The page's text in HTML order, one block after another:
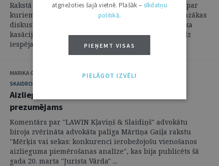
Rakstā uzmanība vērsta uz vairākiem jautājumiem, par
kuriem laiku pa laikam praksē rodas lielākas vai mazākas
diskusijas. Civilprocesa likuma 474. pants, kas nosaka
kasācijas instances tiesības, samērā detalizēti paredz
iespējamos nolēmumu veidus, ...
MARIKA GRUNTE
SKAIDROJUMI. VIEDOKĻI
Aizliegtas vienošanās pārkāpums nav
prezumējams
Komentārs par "LAWIN Kļaviņš & Slaidiņš" advokātu
biroja zvērināta advokāta palīga Mārtiņa Gaiļa rakstu
"Mērķis vai sekas: konkurenci ierobežojošu vienošanos
aizlieguma piemērošanas analīze", kas bija publicēts šā
gada 20. marta "Jurista Vārda" ...
atgriežoties šajā vietnē. Plašāk – sīkdatņu
politikā.
PIEŅEMT VISAS
PIELĀGOT IZVĒLI